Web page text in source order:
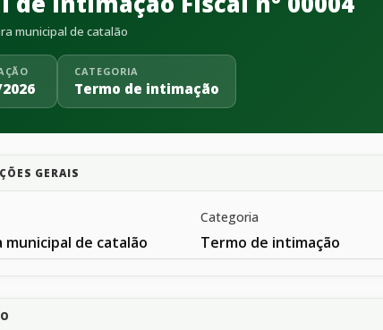
municipal de catalão
CATEGORIA
Termo de intimação
GERAIS
de catalão
Categoria
Termo de intimação